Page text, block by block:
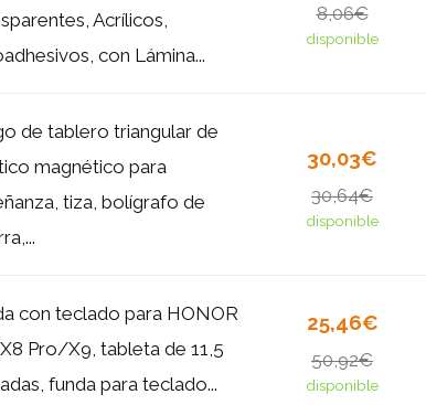
Acrílicos,
con Lámina...
8,06€
disponible
de tablero triangular de
magnético para
tiza, bolígrafo de
30,03€
30,64€
disponible
con teclado para HONOR
Pro/X9, tableta de 11,5
funda para teclado...
25,46€
50,92€
disponible